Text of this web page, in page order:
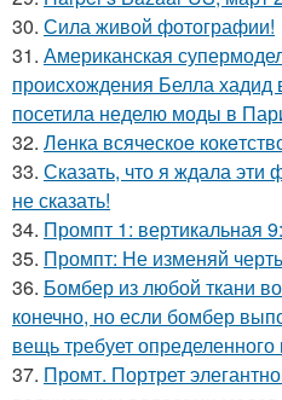
30. Сила живой фотографии!
31. Американская
происхождения Белла хадид
посетила неделю моды в
32. Лeнка всячeскоe
33. Сказать, что я ждала эти
не сказать!
34. Промпт 1: вертикальная
35. Промпт: Не изменяй
36. Бомбер из любой ткани
конечно, но если бомбер
вещь требует определенного
37. Промт. Портрет